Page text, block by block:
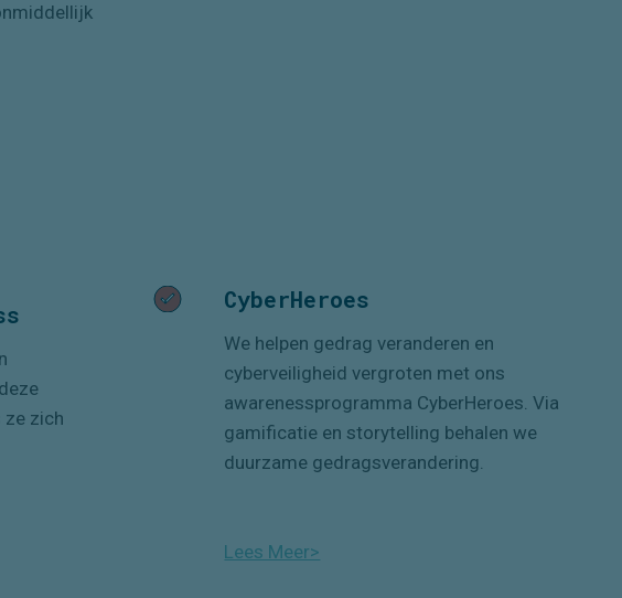
ze zich
CyberHeroes
We helpen gedrag veranderen en
cyberveiligheid vergroten met ons
awarenessprogramma CyberHeroes. Via
gamificatie en storytelling behalen we
duurzame gedragsverandering.
Lees Meer>